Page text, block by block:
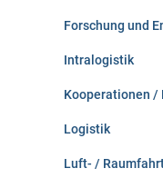
Forschung und
Intralogistik
Kooperationen /
Logistik
Luft- /